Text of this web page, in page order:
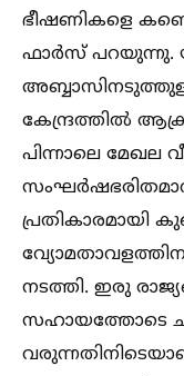
ഭീഷണികളെ
ഫാർസ്
കേന്ദ്രത്തില്‍
പിന്നാലെ മേഖല
പ്രതികാരമായി
നടത്തി. ഇരു
സഹായത്തോടെ